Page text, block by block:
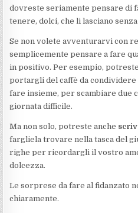
dovreste seriamente pensare di
tenere, dolci, che li lasciano
Se non volete avventurarvi con
semplicemente pensare a fare
in positivo. Per esempio,
portargli del caffè da condividere
fare insieme, per scambiare due
giornata difficile.
Ma non solo, potreste anche
fargliela trovare nella tasca del
righe per ricordargli il vostro
dolcezza.
Le sorprese da fare al fidanzato
chiaramente.